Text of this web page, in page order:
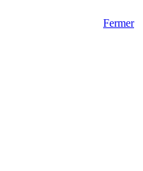
Fermer